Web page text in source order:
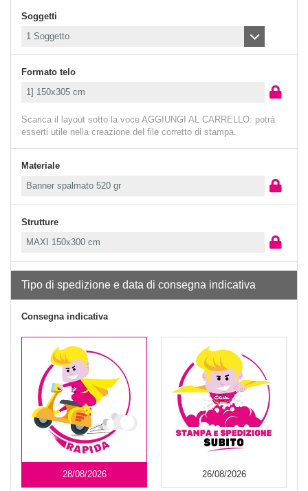
Soggetti
Formato telo
Scarica il layout sotto la voce AGGIUNGI AL CARRELLO: potrà
esserti utile nella creazione del file corretto di stampa.
Materiale
Strutture
Tipo di spedizione e data di consegna indicativa
Consegna indicativa
28/08/2026 26/08/2026